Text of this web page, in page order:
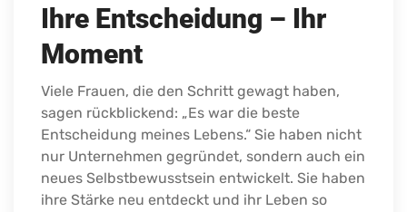
Ihre Entscheidung – Ihr
Moment
Viele Frauen, die den Schritt gewagt haben,
sagen rückblickend: „Es war die beste
Entscheidung meines Lebens.“ Sie haben nicht
nur Unternehmen gegründet, sondern auch ein
neues Selbstbewusstsein entwickelt. Sie haben
ihre Stärke neu entdeckt und ihr Leben so